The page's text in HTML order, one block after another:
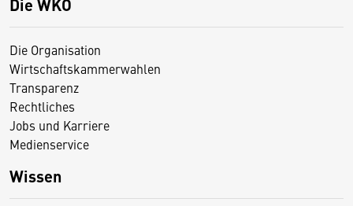
Die Organisation
Wirtschaftskammerwahlen
Transparenz
Rechtliches
Jobs und Karriere
Medienservice
Wissen